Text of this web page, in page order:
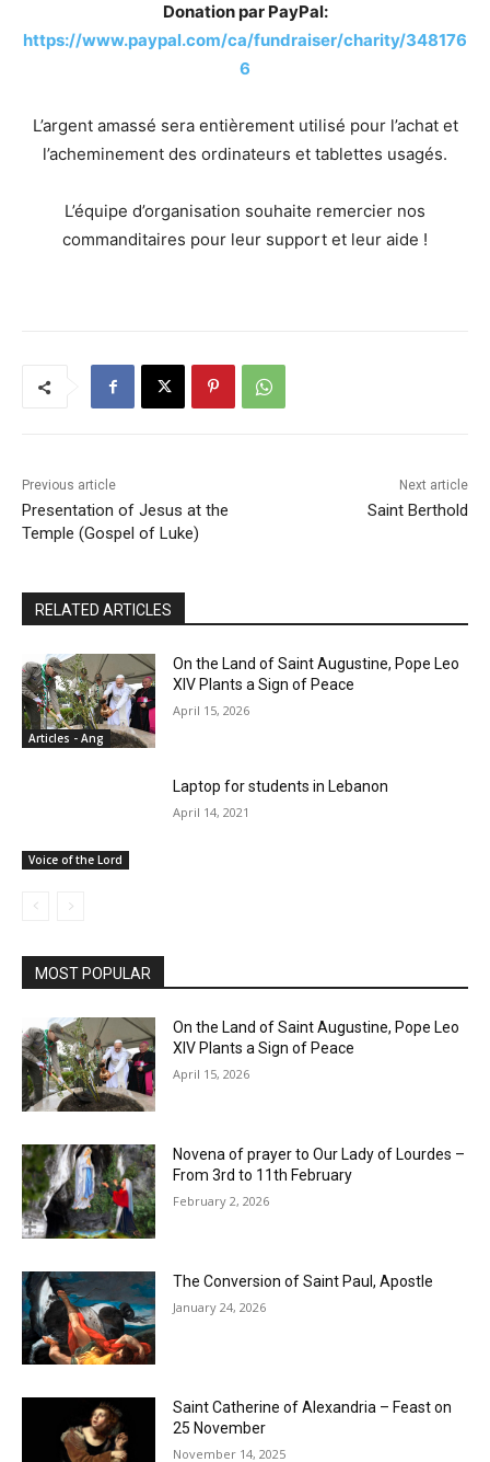
Donation par PayPal:
https://www.paypal.com/ca/fundraiser/charity/348176
6
L’argent amassé sera entièrement utilisé pour l’achat et
l’acheminement des ordinateurs et tablettes usagés.
L’équipe d’organisation souhaite remercier nos
commanditaires pour leur support et leur aide !
Previous article
Presentation of Jesus at the
Temple (Gospel of Luke)
Next article
Saint Berthold
RELATED ARTICLES
Articles - Ang
On the Land of Saint Augustine, Pope Leo
XIV Plants a Sign of Peace
April 15, 2026
Voice of the Lord
Laptop for students in Lebanon
April 14, 2021
MOST POPULAR
On the Land of Saint Augustine, Pope Leo
XIV Plants a Sign of Peace
April 15, 2026
Novena of prayer to Our Lady of Lourdes –
From 3rd to 11th February
February 2, 2026
The Conversion of Saint Paul, Apostle
January 24, 2026
Saint Catherine of Alexandria – Feast on
25 November
November 14, 2025